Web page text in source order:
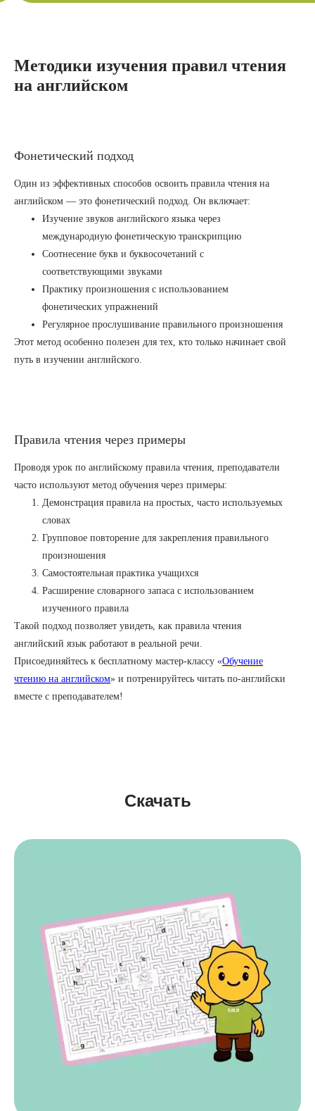
Методики изучения правил чтения
на английском
Фонетический подход
Один из эффективных способов освоить правила чтения на
английском — это фонетический подход. Он включает:
Изучение звуков английского языка через
международную фонетическую транскрипцию
Соотнесение букв и буквосочетаний с
соответствующими звуками
Практику произношения с использованием
фонетических упражнений
Регулярное прослушивание правильного произношения
Этот метод особенно полезен для тех, кто только начинает свой
путь в изучении английского.
Правила чтения через примеры
Проводя урок по английскому правила чтения, преподаватели
часто используют метод обучения через примеры:
Демонстрация правила на простых, часто используемых
словах
Групповое повторение для закрепления правильного
произношения
Самостоятельная практика учащихся
Расширение словарного запаса с использованием
изученного правила
Такой подход позволяет увидеть, как правила чтения
английский язык работают в реальной речи.
Присоединяйтесь к бесплатному мастер-классу «Обучение
чтению на английском» и потренируйтесь читать по-английски
вместе с преподавателем!
Скачать